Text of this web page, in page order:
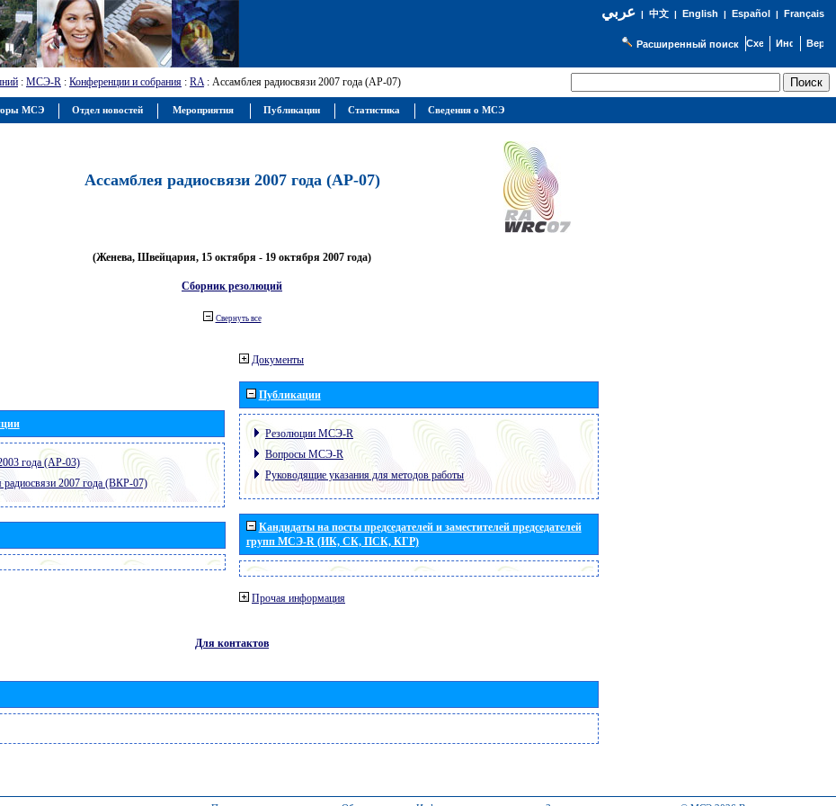
عربي| 中文| English | Español | Français
Расширенный поиск
: МСЭ-R : Конференции и собрания : RA: Ассамблея радиосвязи 2007 года (АР-07)
Ассамблея радиосвязи 2007 года (АР-07)
(Женева, Швейцария, 15 октября - 19 октября 2007 года)
Сборник резолюций
Свернуть все
года (АР-03)
радиосвязи 2007 года (ВКР-07)
Документы
Публикации
Резолюции МСЭ-R
Вопросы МСЭ-R
Руководящие указания для методов работы
Кандидаты на посты председателей и заместителей председателей
групп МСЭ-R (ИК, СК, ПСК, КГР)
Прочая информация
Для контактов
МСЭ Отдел новостей Мероприятия Публикации Статистика Сведения о МСЭ